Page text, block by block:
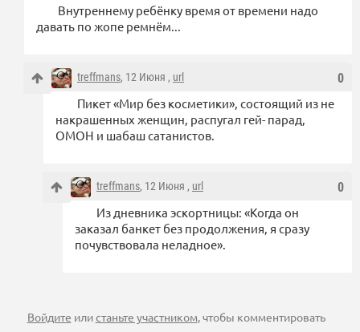
Внутреннему ребёнку время от времени надо
давать по жопе ремнём...
0
treffmans, 12 Июня , url
Пикет «Мир без косметики», состоящий из не
накрашенных женщин, распугал гей- парад,
ОМОН и шабаш сатанистов.
0
treffmans, 12 Июня , url
Из дневника эскортницы: «Когда он
заказал банкет без продолжения, я сразу
почувствовала неладное».
Войдите илистаньте участником, чтобы комментировать